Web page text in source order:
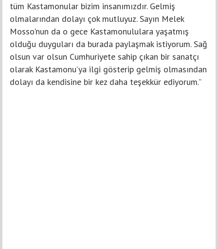
tüm Kastamonular bizim insanımızdır. Gelmiş
olmalarından dolayı çok mutluyuz. Sayın Melek
Mosso'nun da o gece Kastamonululara yaşatmış
olduğu duyguları da burada paylaşmak istiyorum. Sağ
olsun var olsun Cumhuriyete sahip çıkan bir sanatçı
olarak Kastamonu’ya ilgi gösterip gelmiş olmasından
dolayı da kendisine bir kez daha teşekkür ediyorum.”